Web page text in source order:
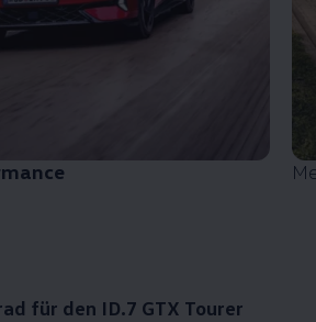
für den ID.7 GTX Tourer